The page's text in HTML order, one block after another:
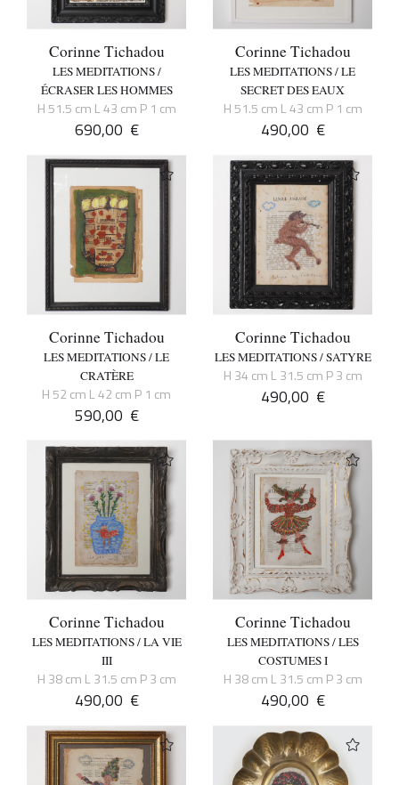
Corinne Tichadou
LES MEDITATIONS /
ÉCRASER LES HOMMES
H 51.5 cm L 43 cm P 1 cm
690,00 €
Corinne Tichadou
LES MEDITATIONS / LE
SECRET DES EAUX
H 51.5 cm L 43 cm P 1 cm
490,00 €
Corinne Tichadou
LES MEDITATIONS / LE
CRATÈRE
H 52 cm L 42 cm P 1 cm
590,00 €
Corinne Tichadou
LES MEDITATIONS / SATYRE
H 34 cm L 31.5 cm P 3 cm
490,00 €
Corinne Tichadou
LES MEDITATIONS / LA VIE
III
H 38 cm L 31.5 cm P 3 cm
490,00 €
Corinne Tichadou
LES MEDITATIONS / LES
COSTUMES I
H 38 cm L 31.5 cm P 3 cm
490,00 €